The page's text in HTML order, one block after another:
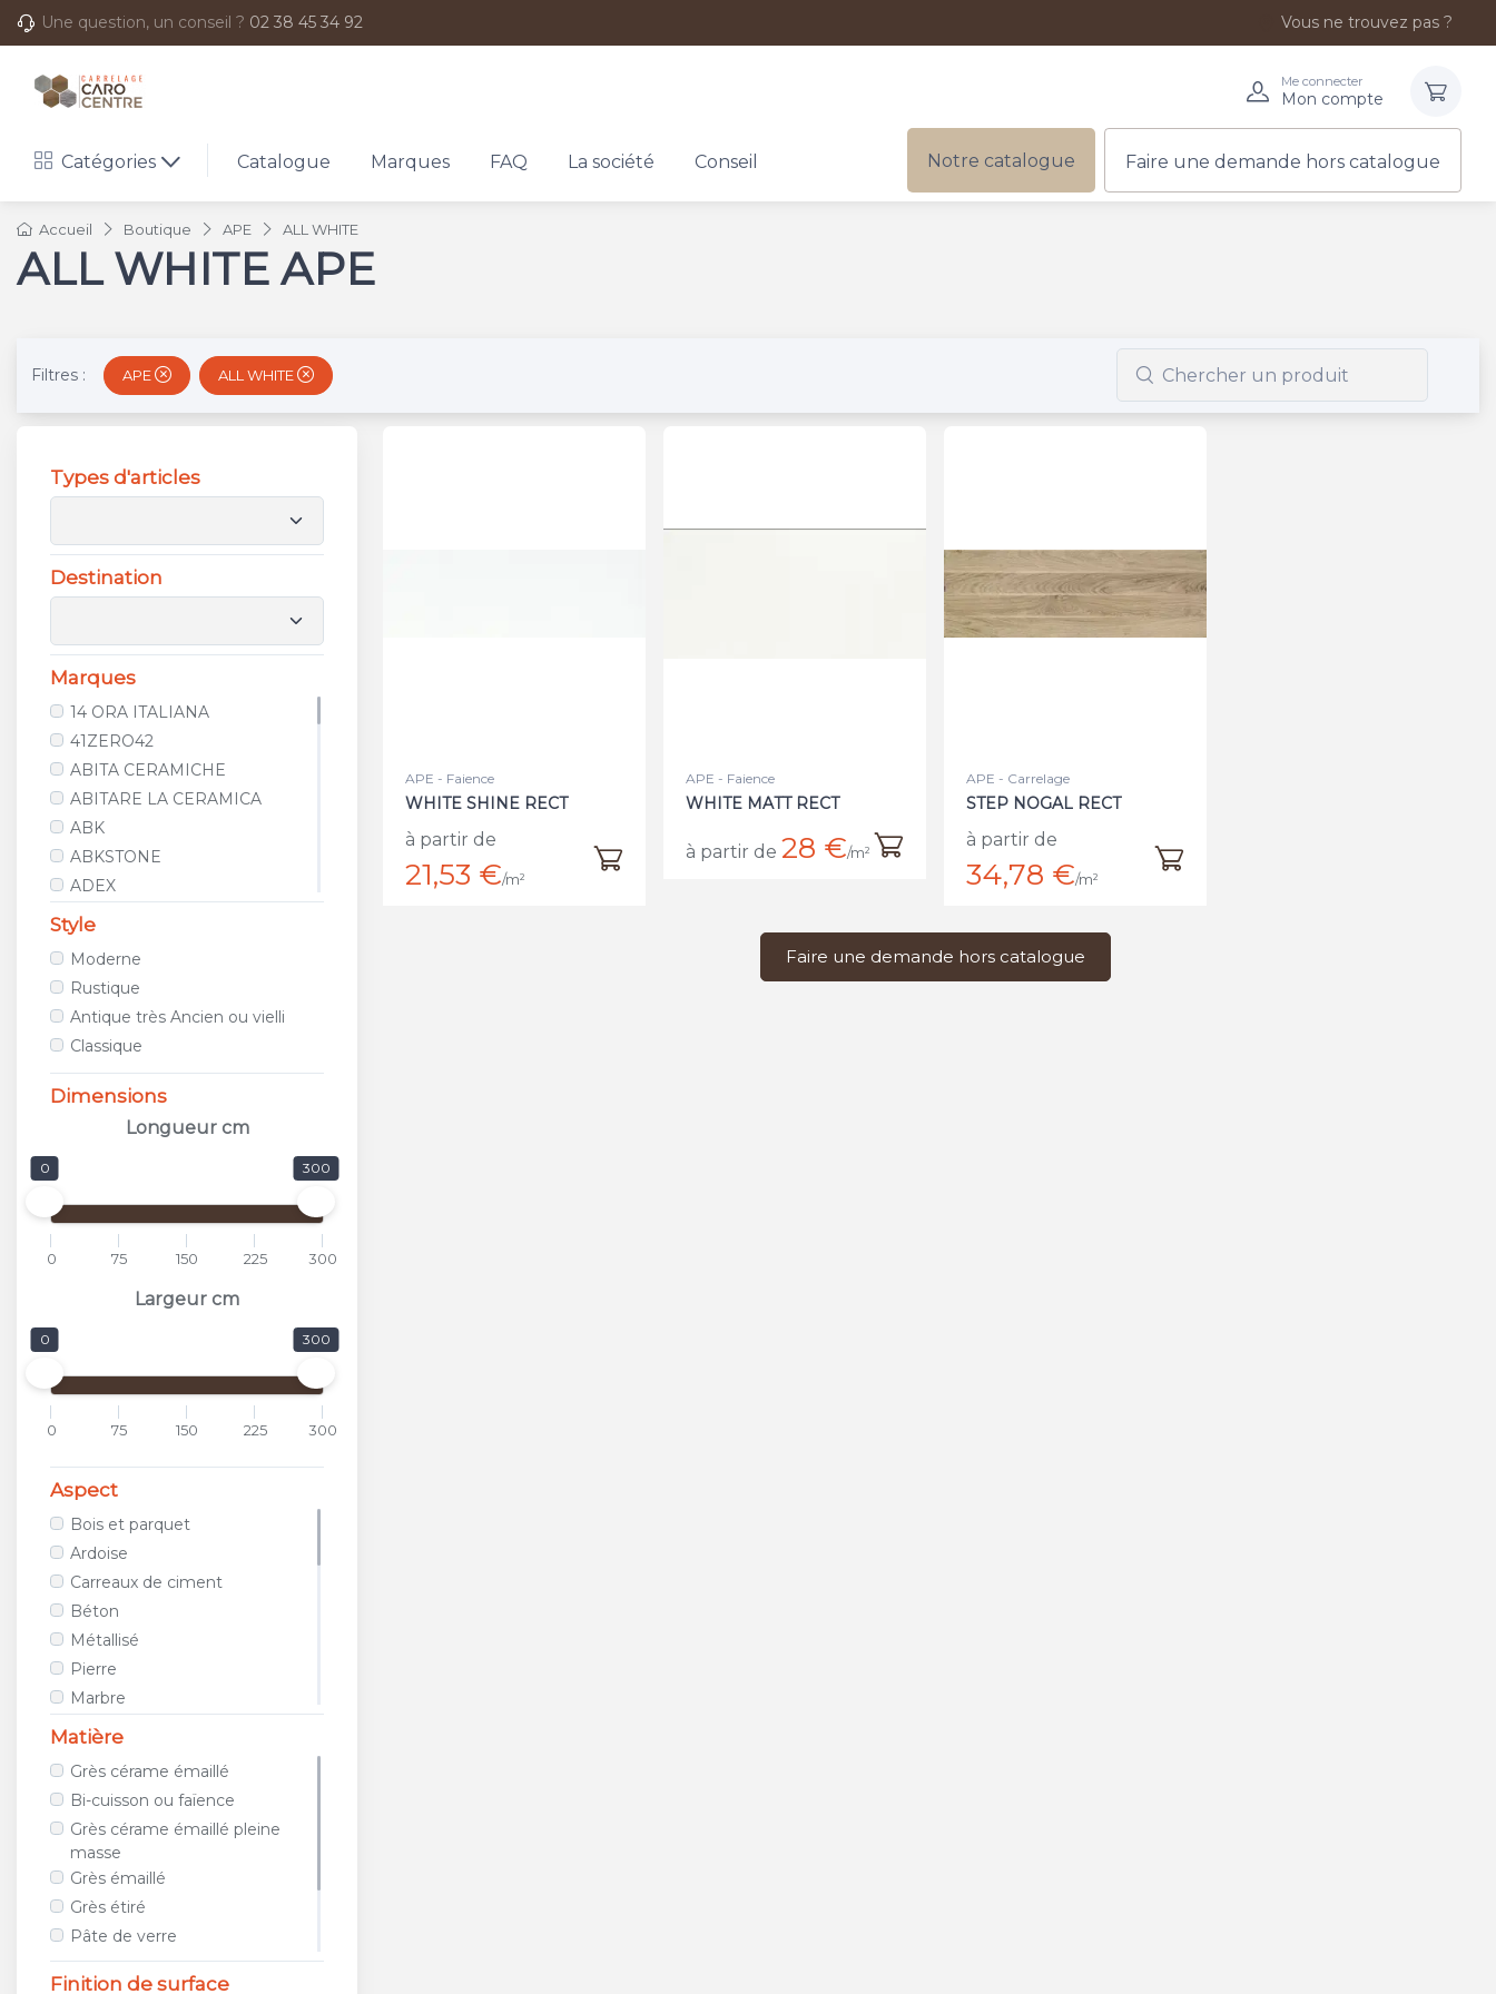
Une question, un conseil ? 02 38 45 34 92 Vous ne trouvez pas ?
Me connecter
Mon compte
Catégories Catalogue Marques FAQ La société Conseil Notre catalogue Faire une demande hors catalogue
Accueil Boutique APE ALL WHITE
ALL WHITE APE
Filtres : APE ALL WHITE
Types d'articles
Destination
Marques
14 ORA ITALIANA
41ZERO42
ABITA CERAMICHE
ABITARE LA CERAMICA
ABK
ABKSTONE
ADEX
AGROB BUCHTAL
ALFALUX
ANTICA CERAMICA RUBIERA
APARICI
APAVISA
AREA CERAMICHE
AREZIA
ARGENTA
ARIOSTEA
ARPA
ARTISTICA DUE
ASCOT
ASTOR
ATLAS CONCORDE
AVA CERAMICA
AZTECA CERAMICA
AZULEJOS BENADRESA
AZULEV
AZUVI
B&B CERAMICHE
BAERWOLF
BAGATTINI
BARDELLI
BAYKER
BELLACASA CERAMICA
BELLAVISTA
BIOPETRA
BISAZZA
BLUSTYLE
BOXER
Style
Moderne
Rustique
Antique très Ancien ou vielli
Classique
Dimensions
Longueur cm
0 300
0 75 150 225 300
Largeur cm
0 300
0 75 150 225 300
Aspect
Bois et parquet
Ardoise
Carreaux de ciment
Béton
Métallisé
Pierre
Marbre
Tissu / Cuir
Géométrique
Images et photos
Galet et mosaïque
Travertin
Terracotta
Matière
Grès cérame émaillé
Bi-cuisson ou faïence
Grès cérame émaillé pleine
masse
Grès émaillé
Grès étiré
Pâte de verre
Métal
Finition de surface
APE - Faience
WHITE SHINE RECT
à partir de
21,53 €/m²
APE - Faience
WHITE MATT RECT
à partir de 28 €/m²
APE - Carrelage
STEP NOGAL RECT
à partir de
34,78 €/m²
Faire une demande hors catalogue